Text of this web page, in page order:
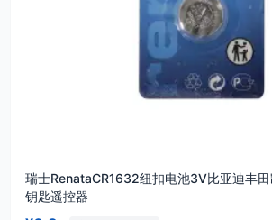
瑞士RenataCR1632纽扣电池3V比亚迪丰
钥匙遥控器